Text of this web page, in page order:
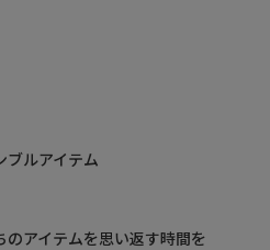
ブルアイテム
アイテムを思い返す時間を